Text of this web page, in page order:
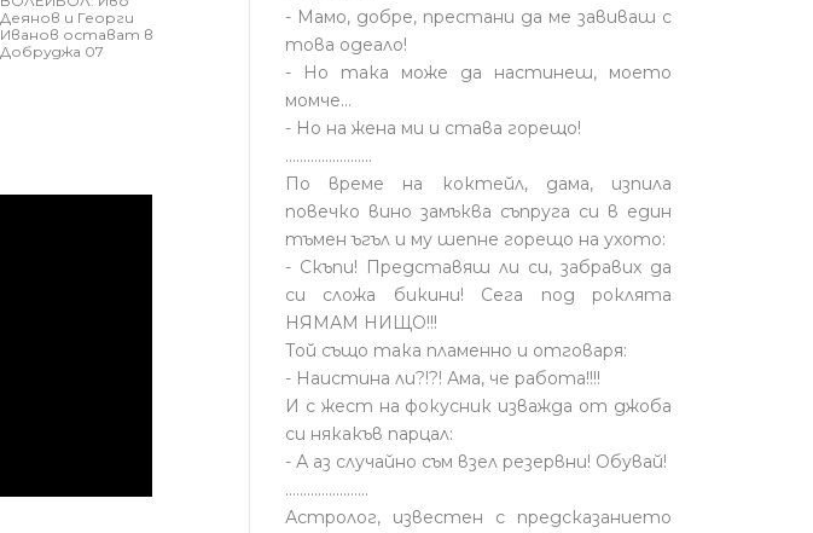
Деянов и Георги
Иванов остават в
Добруджа 07
- Мамо, добре, престани да ме завиваш с
това одеало!
- Но така може да настинеш, моето
момче…
- Но на жена ми и става горещо!
........................
По време на коктейл, дама, изпила
повечко вино замъква съпруга си в един
тъмен ъгъл и му шепне горещо на ухото:
- Скъпи! Представяш ли си, забравих да
си сложа бикини! Сега под роклята
НЯМАМ НИЩО!!!
Той също така пламенно и отговаря:
- Наистина ли?!?! Ама, че работа!!!!
И с жест на фокусник изважда от джоба
си някакъв парцал:
- А аз случайно съм взел резервни! Обувай!
.......................
Астролог, известен с предсказанието